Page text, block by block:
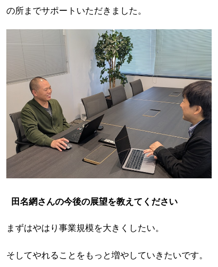
の所までサポートいただきました。
田名網さんの今後の展望を教えてください
まずはやはり事業規模を大きくしたい。
そしてやれることをもっと増やしていきたいです。